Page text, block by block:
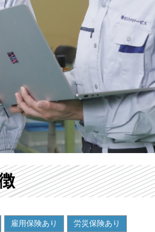
---------------------------------------
＜仕事内容＞
機械に部品をセットして、熱で仕
具体的には…
●金属の小さな部品を並べて機械に
●温度やタイマーを確認してボタン
●加熱が終わったら、取り出して
＼安心ポイント／
◆ 難しい操作ナシ！ほとんどが決
◆ 工場経験があれば即戦力！未経
---------------------------------------
＜こんな方におすすめ＞
・製造業や工場勤務の経験がある
・体力には自信あり！でも重すぎ
・家庭とのバランスを大切にした
まずはお気軽にお問い合わせくだ
--------------------------------------
◇日払い制度
専用のカードを使って